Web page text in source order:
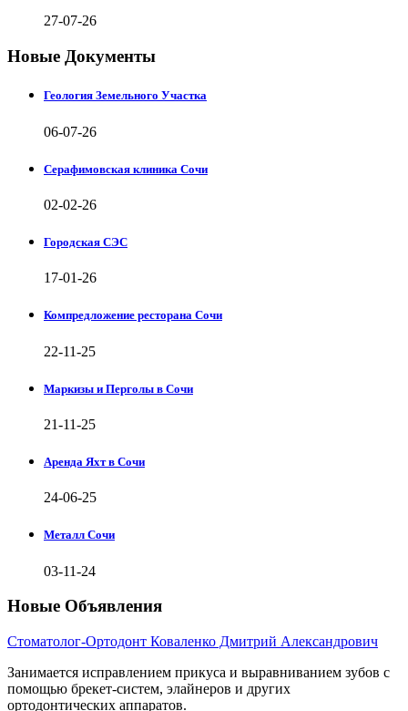
27-07-26
Новые Документы
Геология Земельного Участка
06-07-26
Серафимовская клиника Сочи
02-02-26
Городская СЭС
17-01-26
Компредложение ресторана Сочи
22-11-25
Маркизы и Перголы в Сочи
21-11-25
Аренда Яхт в Сочи
24-06-25
Металл Сочи
03-11-24
Новые Объявления
Стоматолог-Ортодонт Коваленко Дмитрий Александрович
Занимается исправлением прикуса и выравниванием зубов с
помощью брекет-систем, элайнеров и других
ортодонтических аппаратов.